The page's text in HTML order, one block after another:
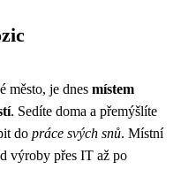
město, je dnes místem
. Sedíte doma a přemýšlíte
do práce svých snů. Místní
výroby přes IT až po